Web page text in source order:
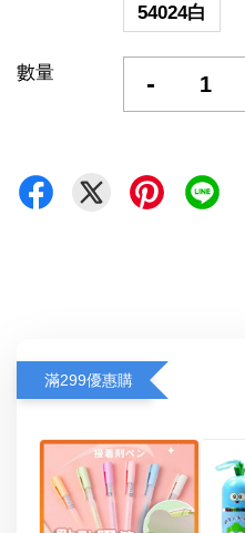
54024白
數量 -
滿299優惠購